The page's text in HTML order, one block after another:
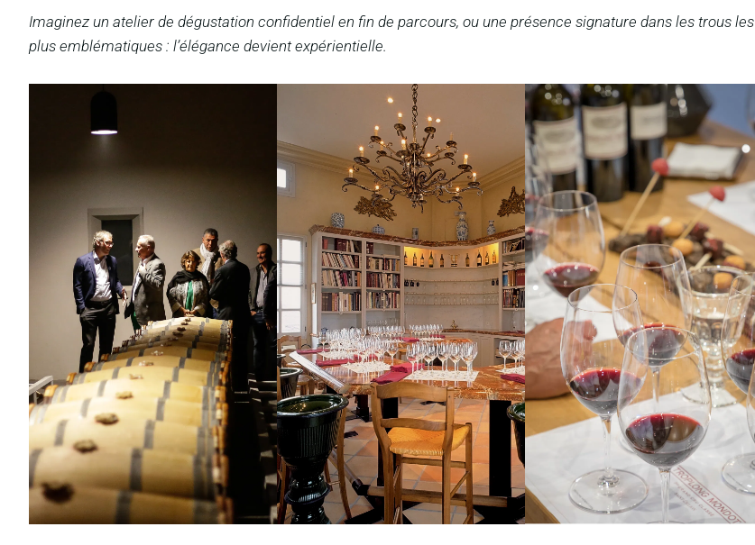
Imaginez un atelier de dégustation confidentiel en fin de parcours, ou une présence signature dans les trous les
plus emblématiques : l’élégance devient expérientielle.